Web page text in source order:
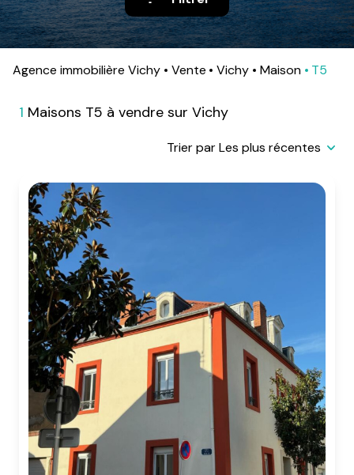
alerte
e-
mail
Agence immobilière Vichy Vente Vichy Maison T5
1 Maisons T5 à vendre sur Vichy
Trier par Les plus récentes